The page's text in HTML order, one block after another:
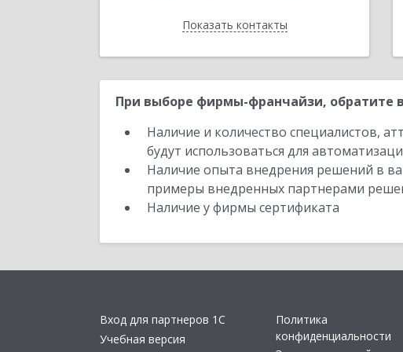
Показать контакты
Назад
При выборе фирмы-франчайзи, обратите
Наличие и количество специалистов,
будут использоваться для
Наличие опыта внедрения решений в
примеры внедренных партнерами
Наличие у фирмы сертификата
Вход для партнеров 1С
Учебная версия
Политика
конфиденциальности